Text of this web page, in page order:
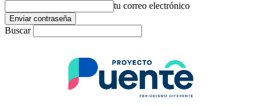
tu correo electrónico
Buscar